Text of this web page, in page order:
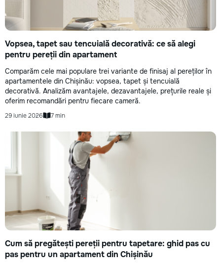
Vopsea, tapet sau tencuială decorativă: ce să alegi
pentru pereții din apartament
Comparăm cele mai populare trei variante de finisaj al pereților în
apartamentele din Chișinău: vopsea, tapet și tencuială
decorativă. Analizăm avantajele, dezavantajele, prețurile reale și
oferim recomandări pentru fiecare cameră.
29 iunie 2026 7 min
Cum să pregătești pereții pentru tapetare: ghid pas cu
pas pentru un apartament din Chișinău